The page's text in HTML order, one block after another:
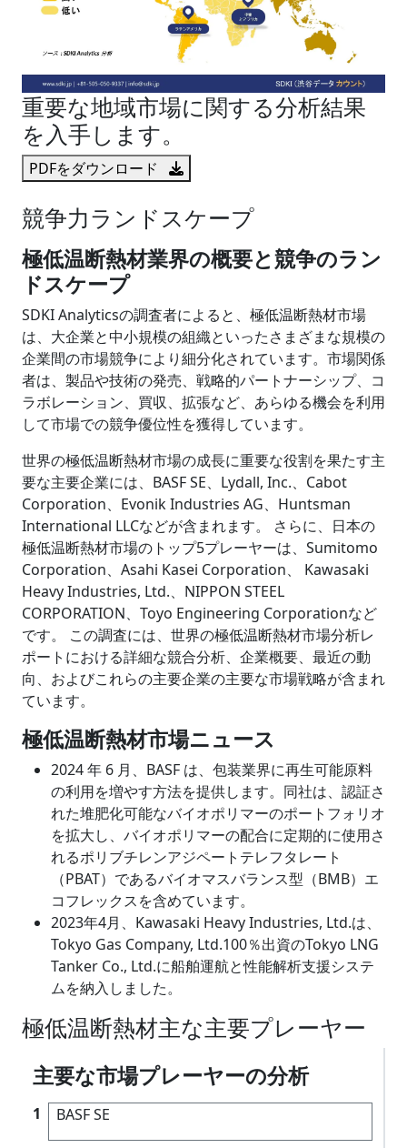
重要な地域市場に関する分析結果
を入手します。
PDFをダウンロード
競争力ランドスケープ
極低温断熱材業界の概要と競争のラン
ドスケープ
SDKI Analyticsの調査者によると、極低温断熱材市場
は、大企業と中小規模の組織といったさまざまな規模の
企業間の市場競争により細分化されています。市場関係
者は、製品や技術の発売、戦略的パートナーシップ、コ
ラボレーション、買収、拡張など、あらゆる機会を利用
して市場での競争優位性を獲得しています。
世界の極低温断熱材市場の成長に重要な役割を果たす主
要な主要企業には、BASF SE、Lydall, Inc.、Cabot
Corporation、Evonik Industries AG、Huntsman
International LLCなどが含まれます。 さらに、日本の
極低温断熱材市場のトップ5プレーヤーは、Sumitomo
Corporation、Asahi Kasei Corporation、 Kawasaki
Heavy Industries, Ltd.、NIPPON STEEL
CORPORATION、Toyo Engineering Corporationなど
です。 この調査には、世界の極低温断熱材市場分析レ
ポートにおける詳細な競合分析、企業概要、最近の動
向、およびこれらの主要企業の主要な市場戦略が含まれ
ています。
極低温断熱材市場ニュース
2024 年 6 月、BASF は、包装業界に再生可能原料
の利用を増やす方法を提供します。同社は、認証さ
れた堆肥化可能なバイオポリマーのポートフォリオ
を拡大し、バイオポリマーの配合に定期的に使用さ
れるポリブチレンアジペートテレフタレート
（PBAT）であるバイオマスバランス型（BMB）エ
コフレックスを含めています。
2023年4月、Kawasaki Heavy Industries, Ltd.は、
Tokyo Gas Company, Ltd.100％出資のTokyo LNG
Tanker Co., Ltd.に船舶運航と性能解析支援システ
ムを納入しました。
極低温断熱材主な主要プレーヤー
主要な市場プレーヤーの分析
1 BASF SE